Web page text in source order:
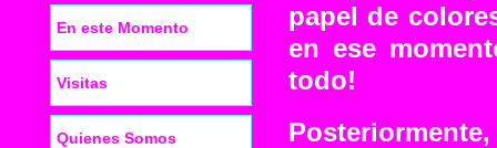
papel de
en ese
todo!
En este Momento
Visitas
Quienes Somos